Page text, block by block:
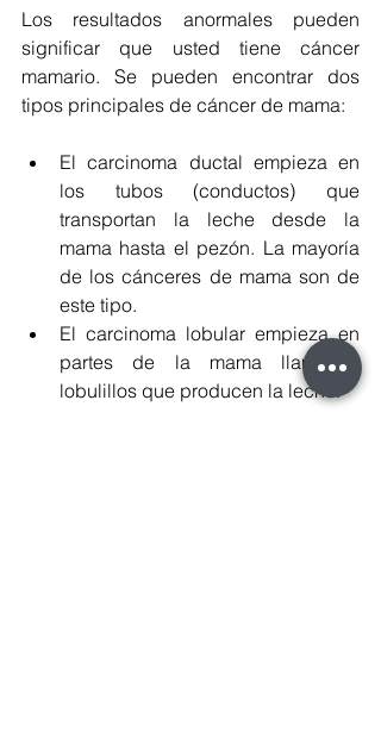
Los resultados anormales pueden
significar que usted tiene cáncer
mamario. Se pueden encontrar dos
tipos principales de cáncer de mama:
El carcinoma ductal empieza en
los tubos (conductos) que
transportan la leche desde la
mama hasta el pezón. La mayoría
de los cánceres de mama son de
este tipo.
El carcinoma lobular empieza en
partes de la mama llamados
lobulillos que producen la leche.